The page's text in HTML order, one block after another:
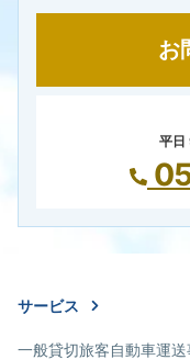
お
平日
サービス
一般貸切旅客自動車運送